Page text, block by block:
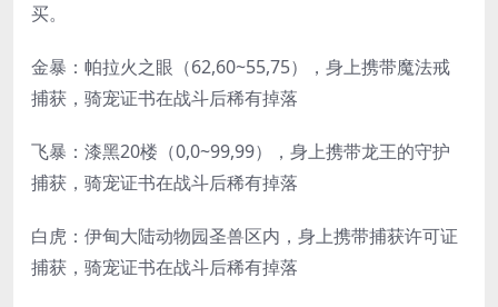
买。
金暴：帕拉火之眼（62,60~55,75），身上携带魔法戒
捕获，骑宠证书在战斗后稀有掉落
飞暴：漆黑20楼（0,0~99,99），身上携带龙王的守护
捕获，骑宠证书在战斗后稀有掉落
白虎：伊甸大陆动物园圣兽区内，身上携带捕获许可证
捕获，骑宠证书在战斗后稀有掉落